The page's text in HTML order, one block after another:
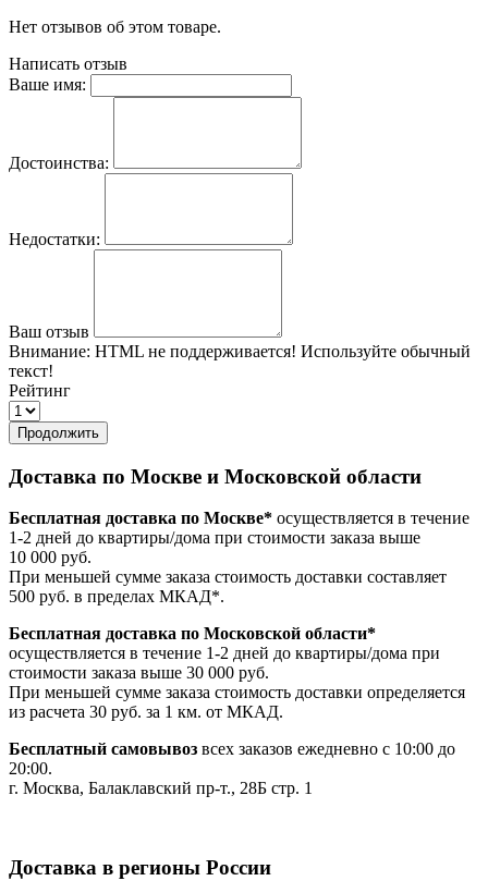
Нет отзывов об этом товаре.
Написать отзыв
Ваше имя:
Достоинства:
Недостатки:
Ваш отзыв
Внимание: HTML не поддерживается! Используйте обычный
текст!
Рейтинг
Продолжить
Доставка по Москве и Московской области
Бесплатная доставка по Москве* осуществляется в течение
1-2 дней до квартиры/дома при стоимости заказа выше
10 000 руб.
При меньшей сумме заказа стоимость доставки составляет
500 руб. в пределах МКАД*.
Бесплатная доставка по Московской области*
осуществляется в течение 1-2 дней до квартиры/дома при
стоимости заказа выше 30 000 руб.
При меньшей сумме заказа стоимость доставки определяется
из расчета 30 руб. за 1 км. от МКАД.
Бесплатный самовывоз всех заказов ежедневно с 10:00 до
20:00.
г. Москва, Балаклавский пр-т., 28Б стр. 1
Доставка в регионы России